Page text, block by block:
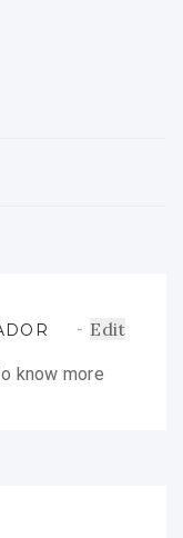
Edit
know more